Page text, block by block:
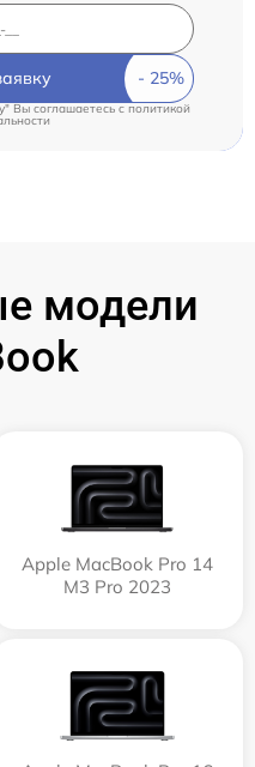
Вы соглашаетесь c политикой
модели
Apple MacBook Pro 14
M3 Pro 2023